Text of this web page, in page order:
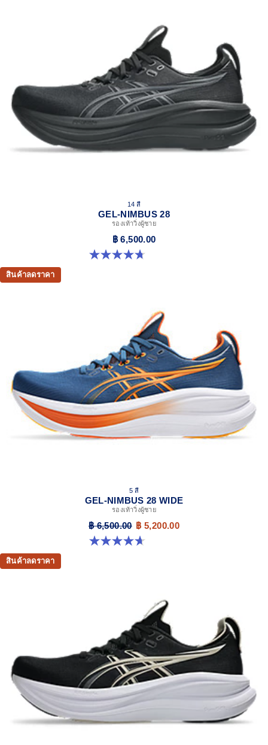
14 สี
GEL-NIMBUS 28
รองเท้าวิ่งผู้ชาย
฿ 6,500.00
4.7 จาก 5 ดาว 279 รีวิว
สินค้าลดราคา
5 สี
GEL-NIMBUS 28 WIDE
รองเท้าวิ่งผู้ชาย
฿ 6,500.00 ฿ 5,200.00
4.7 จาก 5 ดาว 24 รีวิว
สินค้าลดราคา